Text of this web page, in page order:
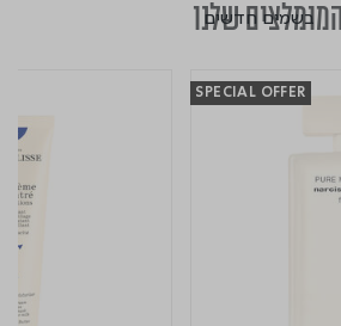
המומלצים שלנו
SPECIAL OFFER